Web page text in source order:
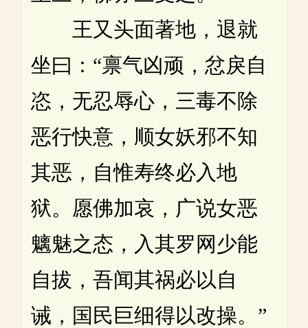
王又头面著地，退就
坐曰：“禀气凶顽，忿戾自
恣，无忍辱心，三毒不除
恶行快意，顺女妖邪不知
其恶，自惟寿终必入地
狱。愿佛加哀，广说女恶
魑魅之态，入其罗网少能
自拔，吾闻其祸必以自
诫，国民巨细得以改操。”